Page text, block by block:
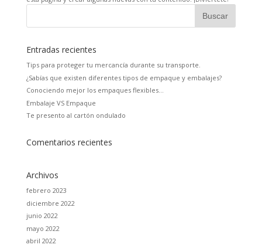
Entradas recientes
Tips para proteger tu mercancía durante su transporte.
¿Sabías que existen diferentes tipos de empaque y embalajes?
Conociendo mejor los empaques flexibles…
Embalaje VS Empaque
Te presento al cartón ondulado
Comentarios recientes
Archivos
febrero 2023
diciembre 2022
junio 2022
mayo 2022
abril 2022